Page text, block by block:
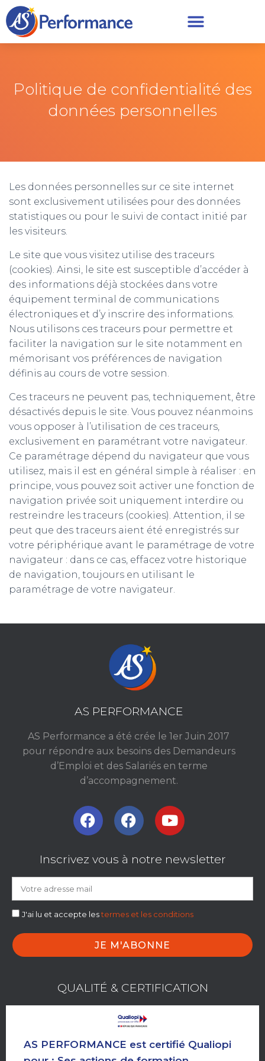
Politique de confidentialité des
données personnelles
Les données personnelles sur ce site internet
sont exclusivement utilisées pour des données
statistiques ou pour le suivi de contact initié par
les visiteurs.
Le site que vous visitez utilise des traceurs
(cookies). Ainsi, le site est susceptible d’accéder à
des informations déjà stockées dans votre
équipement terminal de communications
électroniques et d’y inscrire des informations.
Nous utilisons ces traceurs pour permettre et
faciliter la navigation sur le site notamment en
mémorisant vos préférences de navigation
définis au cours de votre session.
Ces traceurs ne peuvent pas, techniquement, être
désactivés depuis le site. Vous pouvez néanmoins
vous opposer à l’utilisation de ces traceurs,
exclusivement en paramétrant votre navigateur.
Ce paramétrage dépend du navigateur que vous
utilisez, mais il est en général simple à réaliser : en
principe, vous pouvez soit activer une fonction de
navigation privée soit uniquement interdire ou
restreindre les traceurs (cookies). Attention, il se
peut que des traceurs aient été enregistrés sur
votre périphérique avant le paramétrage de votre
navigateur : dans ce cas, effacez votre historique
de navigation, toujours en utilisant le
paramétrage de votre navigateur.
AS PERFORMANCE
AS Performance a été crée le 1er Juin 2017
pour répondre aux besoins des Demandeurs
d’Emploi et des Salariés en terme
d’accompagnement.
Inscrivez vous à notre newsletter
J'ai lu et accepte lestermes et les conditions
JE M'ABONNE
QUALITÉ & CERTIFICATION
AS PERFORMANCE est certifié Qualiopi